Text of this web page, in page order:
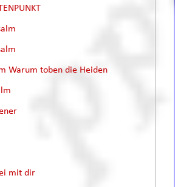
Warum toben die Heiden
mit dir